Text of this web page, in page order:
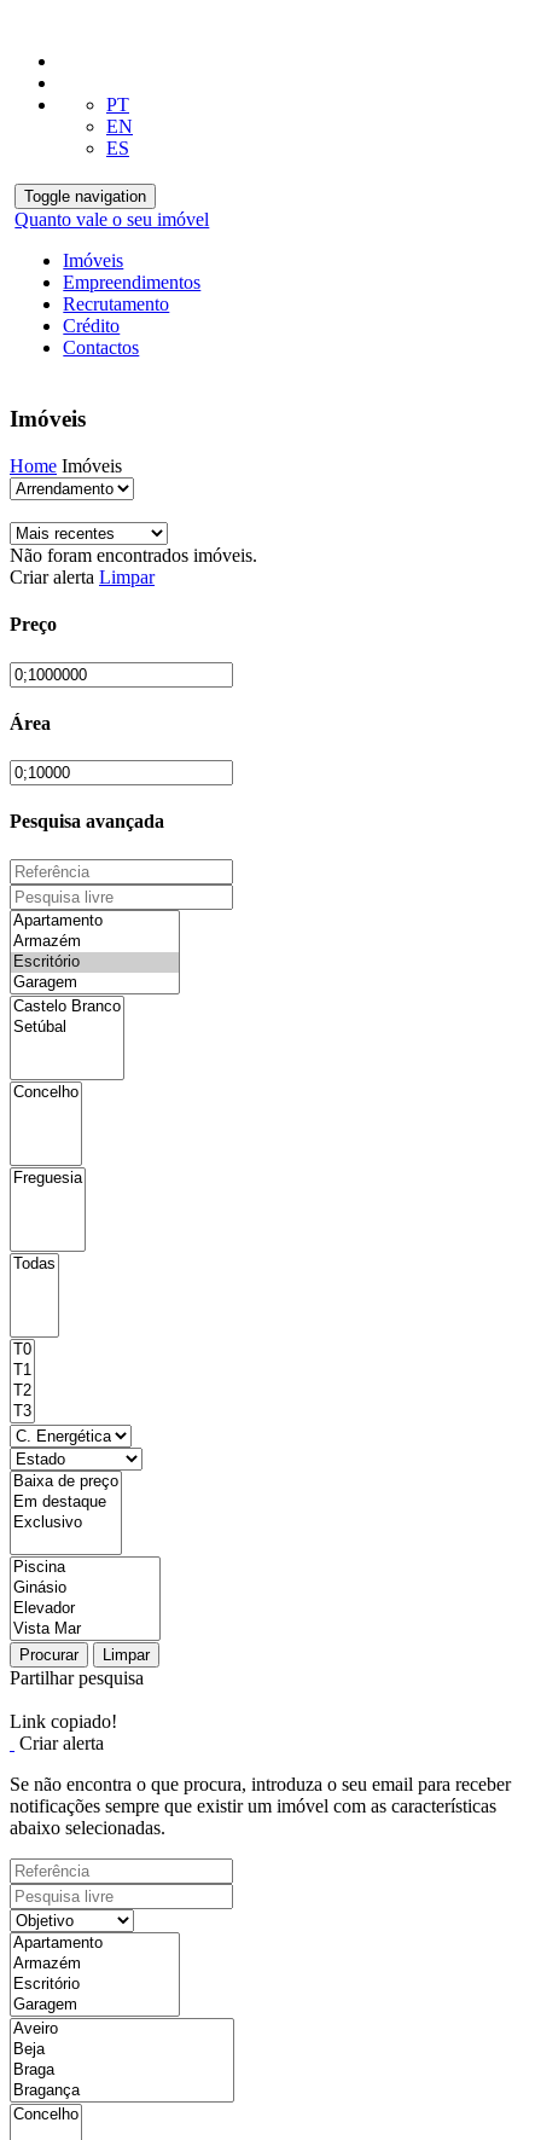
PT
EN
ES
Toggle navigation
Quanto vale o seu imóvel
Imóveis
Empreendimentos
Recrutamento
Crédito
Contactos
Imóveis
Home Imóveis
Não foram encontrados imóveis.
Criar alerta Limpar
Preço
Área
Pesquisa avançada
Procurar Limpar
Partilhar pesquisa
Link copiado!
Criar alerta
Se não encontra o que procura, introduza o seu email para receber
notificações sempre que existir um imóvel com as características
abaixo selecionadas.